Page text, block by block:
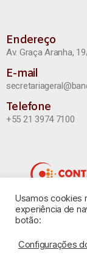
Endereço
Av. Graça Aranha,
E-mail
Telefone
+55 21 3974 7100
INSTAGRAM
Usamos cookies
experiência de
botão:
Configurações